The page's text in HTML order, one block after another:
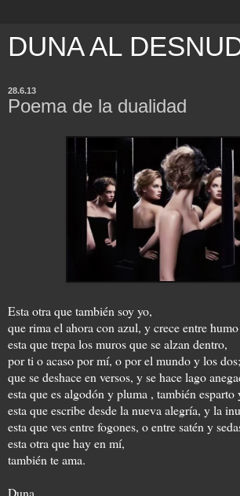
DUNA AL
28.6.13
Poema de la dualidad
Esta otra que también soy yo,
que rima el ahora con azul, y crece entre
esta que trepa los muros que se alzan dentro,
por ti o acaso por mí, o por el mundo y los dos;
que se deshace en versos, y se hace lago
esta que es algodón y pluma , también esparto
esta que escribe desde la nueva alegría, y la
esta que ves entre fogones, o entre satén y
esta otra que hay en mí,
también te ama.
Duna.